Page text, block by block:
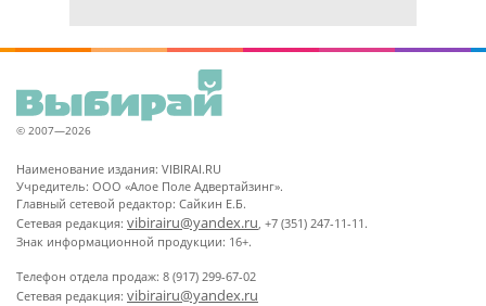
© 2007—2026
Наименование издания: VIBIRAI.RU
Учредитель: ООО «Алое Поле Адвертайзинг».
Главный сетевой редактор: Сайкин Е.Б.
Сетевая редакция: vibirairu@yandex.ru, +7 (351) 247-11-11.
Знак информационной продукции: 16+.
Телефон отдела продаж: 8 (917) 299-67-02
Сетевая редакция: vibirairu@yandex.ru